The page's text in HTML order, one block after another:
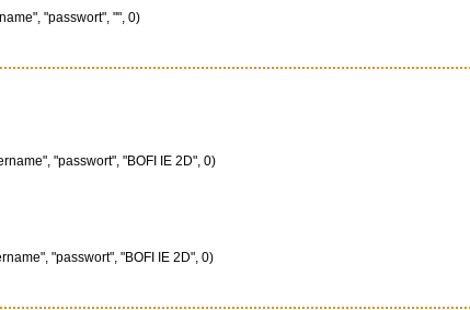
"passwort", "", 0)
"passwort", "BOFI IE 2D", 0)
"passwort", "BOFI IE 2D", 0)